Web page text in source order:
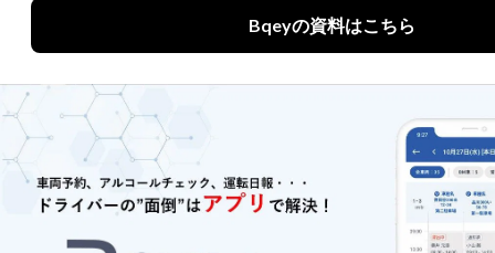
か、問い合わせください
お問い合わせ